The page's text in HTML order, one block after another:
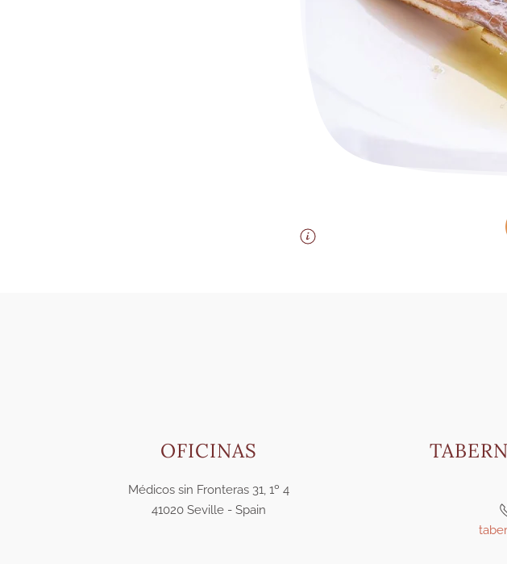
OFICINAS
Médicos sin Fronteras 31, 1º 4
41020 Seville - Spain